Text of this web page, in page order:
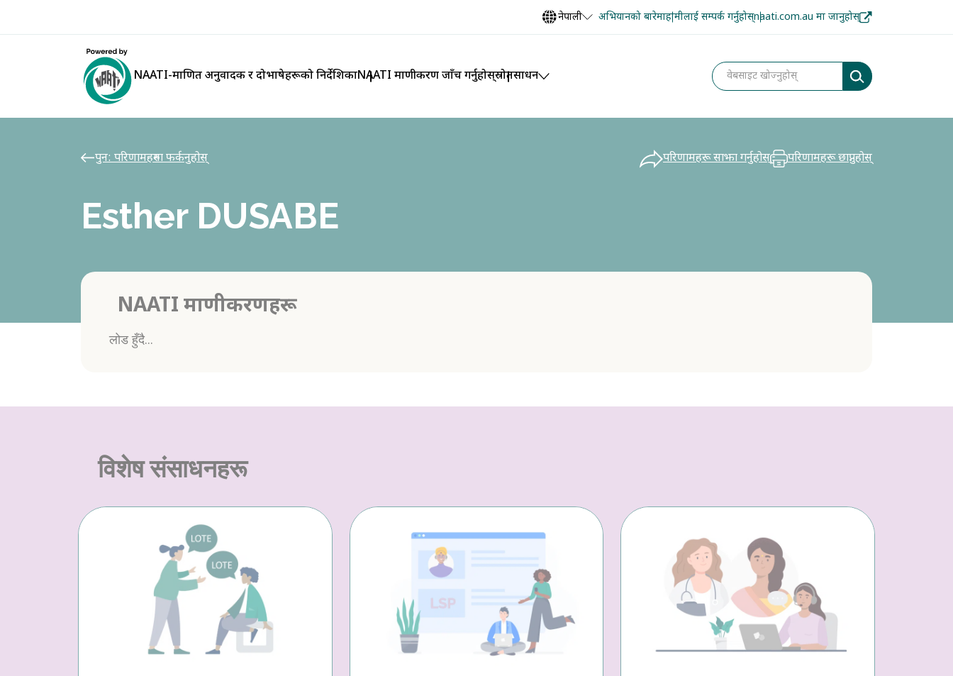
नेपाली अभियानको बारेमाहामीलाई सम्पर्क गर्नुहोस्naati.com.au मा जानुहोस्
NAATI-प्रमाणित अनुवादक र दोभाषेहरूको निर्देशिकाNAATI प्रमाणीकरण जाँच गर्नुहोस्स्रोतसाधन
पुन: परिणामहरुमा फर्कनुहोस् परिणामहरू साझा गर्नुहोस् परिणामहरू छाप्नुहोस्
Esther DUSABE
NAATI प्रमाणीकरणहरू
लोड हुँदै...
विशेष संसाधनहरू